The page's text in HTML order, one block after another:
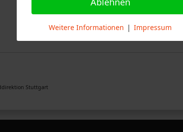
Stuttgart
Weitere Informationen | Impressum